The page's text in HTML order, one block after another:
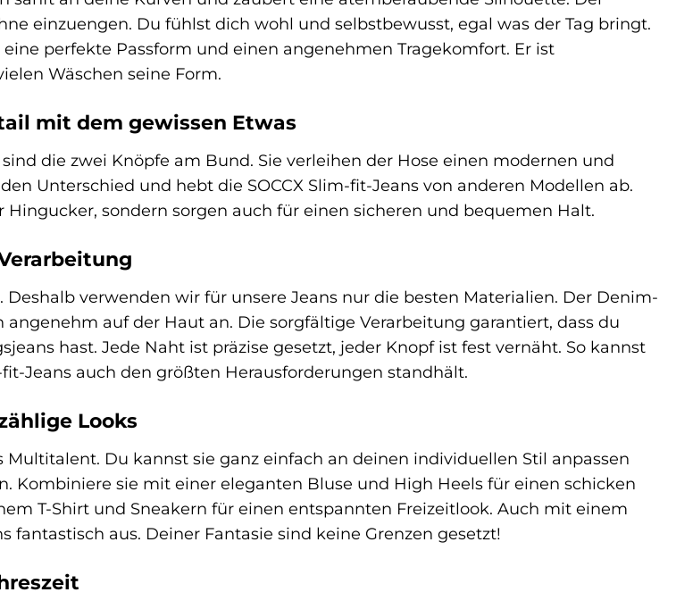
einzuengen. Du fühlst dich wohl und selbstbewusst, egal was der Tag bringt.
perfekte Passform und einen angenehmen Tragekomfort. Er ist
Wäschen seine Form.
mit dem gewissen Etwas
die zwei Knöpfe am Bund. Sie verleihen der Hose einen modernen und
Unterschied und hebt die SOCCX Slim-fit-Jeans von anderen Modellen ab.
sondern sorgen auch für einen sicheren und bequemen Halt.
Deshalb verwenden wir für unsere Jeans nur die besten Materialien. Der Denim-
auf der Haut an. Die sorgfältige Verarbeitung garantiert, dass du
hast. Jede Naht ist präzise gesetzt, jeder Knopf ist fest vernäht. So kannst
fit-Jeans auch den größten Herausforderungen standhält.
Looks
Multitalent. Du kannst sie ganz einfach an deinen individuellen Stil anpassen
Kombiniere sie mit einer eleganten Bluse und High Heels für einen schicken
T-Shirt und Sneakern für einen entspannten Freizeitlook. Auch mit einem
fantastisch aus. Deiner Fantasie sind keine Grenzen gesetzt!